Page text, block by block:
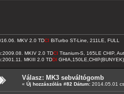
MKV 2.0 TDCI BiTurbo ST-Line, 211LE, FULL
MKIV 2.0 TDCI Titanium-S, 165LE CHIP,
MKIII 2.0 TDDI
Válasz: MK3 sebváltógomb
« Új hozzászólás #82 Dátum: 2014.05.01